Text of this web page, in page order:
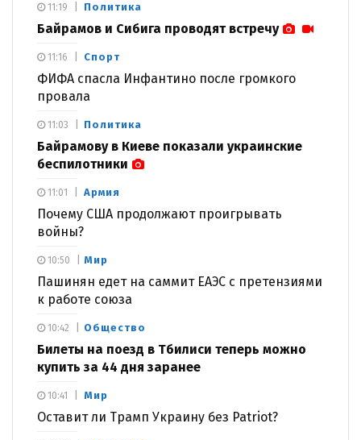
Политика
Байрамов и Сибига проводят встречу
11:19
Спорт
ФИФА спасла Инфантино после громкого
провала
11:16
Политика
Байрамову в Киеве показали украинские
беспилотники
11:03
Армия
Почему США продолжают проигрывать
войны?
11:01
Мир
Пашинян едет на саммит ЕАЭС с претензиями
к работе союза
10:50
Общество
Билеты на поезд в Тбилиси теперь можно
купить за 44 дня заранее
10:42
Мир
Оставит ли Трамп Украину без Patriot?
10:41